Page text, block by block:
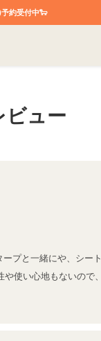
約受付中🐑
ビュー
プと一緒にや、シー
使い心地もないので